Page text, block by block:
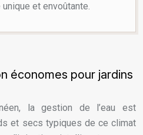
et envoûtante.
économes pour jardins
la gestion de l’eau est
et secs typiques de ce climat